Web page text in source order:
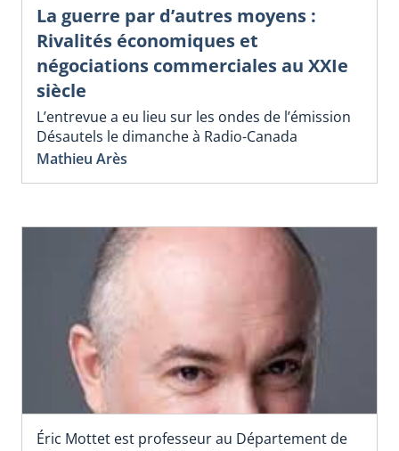
La guerre par d’autres moyens :
Rivalités économiques et
négociations commerciales au XXIe
siècle
L’entrevue a eu lieu sur les ondes de l’émission
Désautels le dimanche à Radio-Canada
Mathieu Arès
Éric Mottet est professeur au Département de